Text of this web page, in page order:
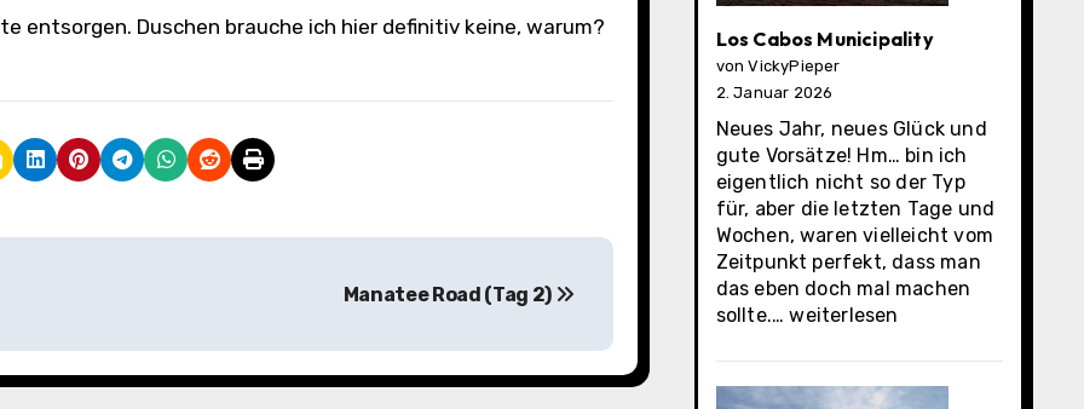
entsorgen. Duschen brauche ich hier definitiv keine, warum?
Manatee Road (Tag 2)
Los Cabos Municipality
von VickyPieper
2. Januar 2026
Neues Jahr, neues Glück und
gute Vorsätze! Hm… bin ich
eigentlich nicht so der Typ
für, aber die letzten Tage und
Wochen, waren vielleicht vom
Zeitpunkt perfekt, dass man
das eben doch mal machen
sollte.…Los
Municipality
weiterlesen